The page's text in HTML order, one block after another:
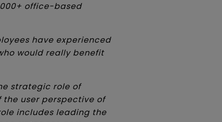
office-based
have experienced
would really benefit
strategic role of
user perspective of
includes leading the